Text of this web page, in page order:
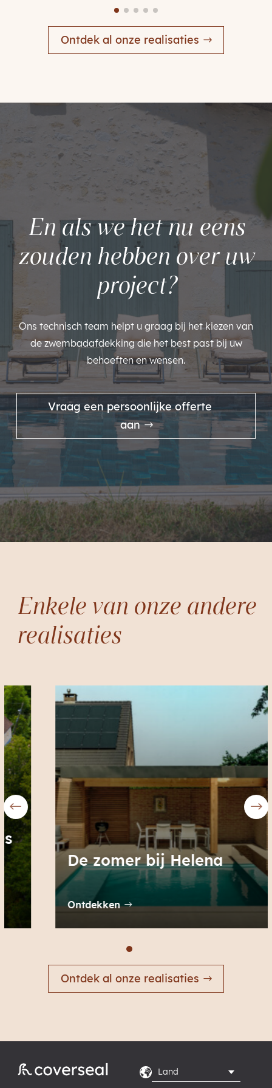
Ontdek al onze realisaties
En als we het nu eens
zouden hebben over uw
project?
Ons technisch team helpt u graag bij het kiezen van
de zwembadafdekking die het best past bij uw
behoeften en wensen.
Vraag een persoonlijke offerte
aan
Enkele van onze andere
realisaties
De zomer bij Helena
Ontdekken
Ontdek al onze realisaties